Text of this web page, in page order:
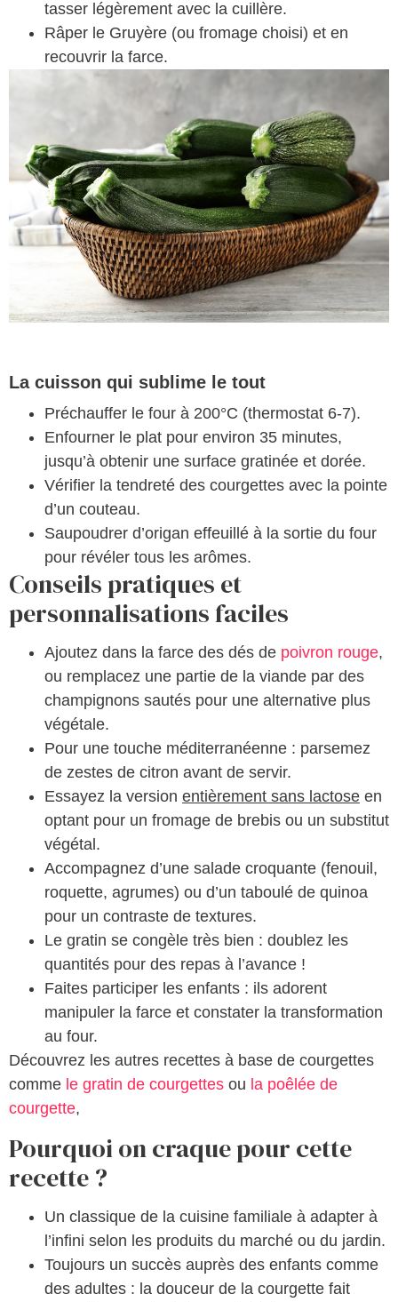
tasser légèrement avec la cuillère.
Râper le Gruyère (ou fromage choisi) et en
recouvrir la farce.
La cuisson qui sublime le tout
Préchauffer le four à 200°C (thermostat 6-7).
Enfourner le plat pour environ 35 minutes,
jusqu’à obtenir une surface gratinée et dorée.
Vérifier la tendreté des courgettes avec la pointe
d’un couteau.
Saupoudrer d’origan effeuillé à la sortie du four
pour révéler tous les arômes.
Conseils pratiques et
personnalisations faciles
Ajoutez dans la farce des dés de poivron rouge,
ou remplacez une partie de la viande par des
champignons sautés pour une alternative plus
végétale.
Pour une touche méditerranéenne : parsemez
de zestes de citron avant de servir.
Essayez la version entièrement sans lactose en
optant pour un fromage de brebis ou un substitut
végétal.
Accompagnez d’une salade croquante (fenouil,
roquette, agrumes) ou d’un taboulé de quinoa
pour un contraste de textures.
Le gratin se congèle très bien : doublez les
quantités pour des repas à l’avance !
Faites participer les enfants : ils adorent
manipuler la farce et constater la transformation
au four.
Découvrez les autres recettes à base de courgettes
comme le gratin de courgettes ou la poêlée de
courgette,
Pourquoi on craque pour cette
recette ?
Un classique de la cuisine familiale à adapter à
l’infini selon les produits du marché ou du jardin.
Toujours un succès auprès des enfants comme
des adultes : la douceur de la courgette fait